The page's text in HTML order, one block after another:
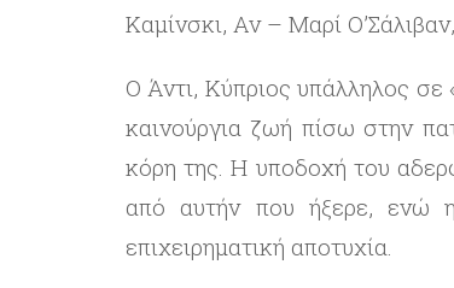
Καμίνσκι, Αν – Μαρί
Ο Άντι, Κύπριος υπάλληλος σε
καινούργια ζωή πίσω στην
κόρη της. Η υποδοχή του
από αυτήν που ήξερε, ενώ η
επιχειρηματική αποτυχία.